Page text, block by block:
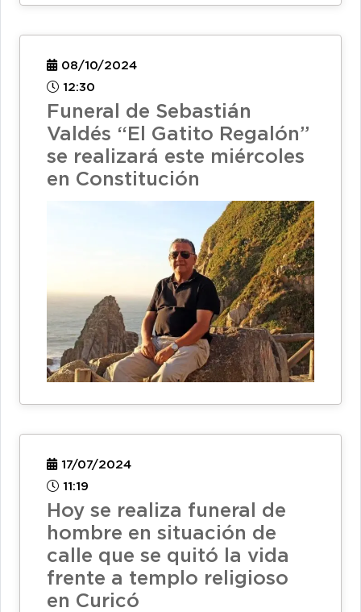
08/10/2024
12:30
Funeral de Sebastián
Valdés “El Gatito Regalón”
se realizará este miércoles
en Constitución
17/07/2024
11:19
Hoy se realiza funeral de
hombre en situación de
calle que se quitó la vida
frente a templo religioso
en Curicó